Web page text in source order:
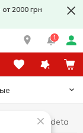
2000 грн
1
Сыры Madeta